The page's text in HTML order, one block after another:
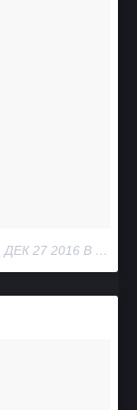
ДЕК 27 2016 В 8:18 PST